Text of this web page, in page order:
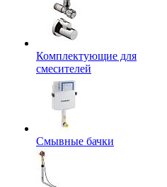
Комплектующие для
смесителей
Смывные бачки